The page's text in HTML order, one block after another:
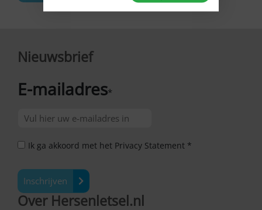
Nieuwsbrief
E-mailadres*
Ik ga akkoord met het Privacy Statement *
Inschrijven
Over Hersenletsel.nl